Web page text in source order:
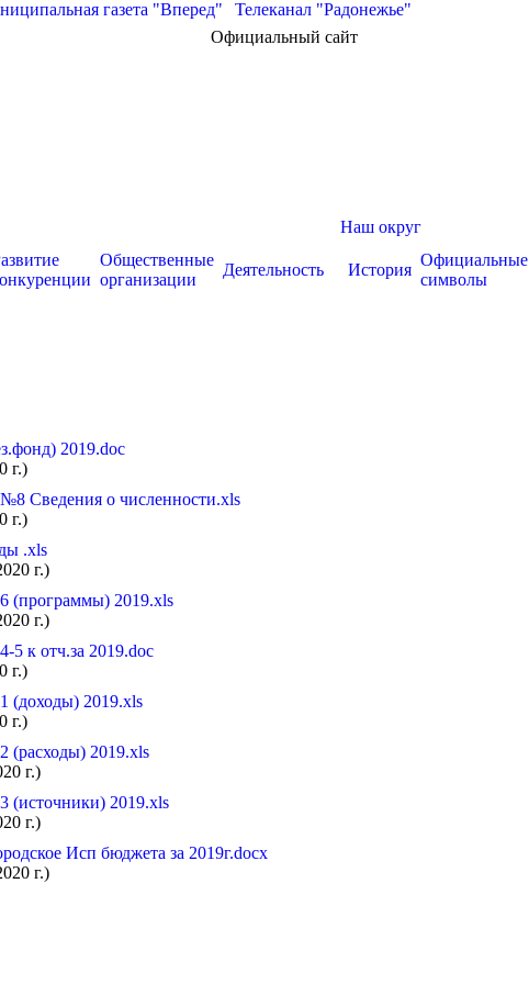
газета "Вперед"
Телеканал "Радонежье"
Официальный сайт
Общественные
организации
Деятельность
Наш округ
История
Официальные
символы
2019.doc
г.)
Сведения о численности.xls
г.)
.xls
г.)
(программы) 2019.xls
г.)
5 к отч.за 2019.doc
г.)
(доходы) 2019.xls
г.)
(расходы) 2019.xls
г.)
(источники) 2019.xls
г.)
Исп бюджета за 2019г.docx
г.)